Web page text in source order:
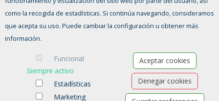
como la recogida de estadísticas. Si continúa navegando, consideramos
que acepta su uso. Puede cambiar la configuración u obtener más
información.
Funcional
Siempre activo
Estadísticas
Marketing
Aceptar cookies
Denegar cookies